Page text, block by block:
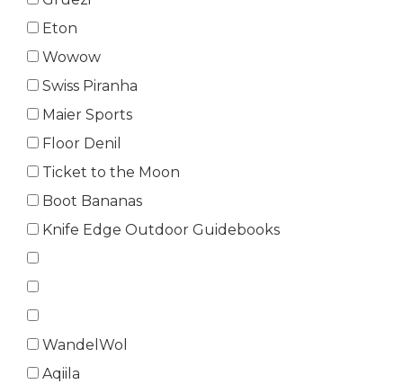
Eton
Wowow
Swiss Piranha
Maier Sports
Floor Denil
Ticket to the Moon
Boot Bananas
Knife Edge Outdoor Guidebooks
WandelWol
Aqiila